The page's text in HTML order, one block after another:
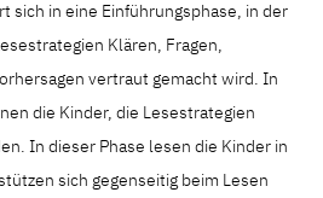
sich in eine Einführungsphase, in der
Klären, Fragen,
vertraut gemacht wird. In
die Kinder, die Lesestrategien
In dieser Phase lesen die Kinder in
sich gegenseitig beim Lesen